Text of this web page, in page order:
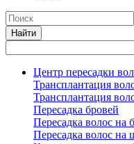
Центр пересадки
Трансплантация
Трансплантация
Пересадка бровей
Пересадка волос на
Пересадка волос на